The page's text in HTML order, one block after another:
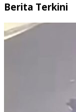
Berita Terkini